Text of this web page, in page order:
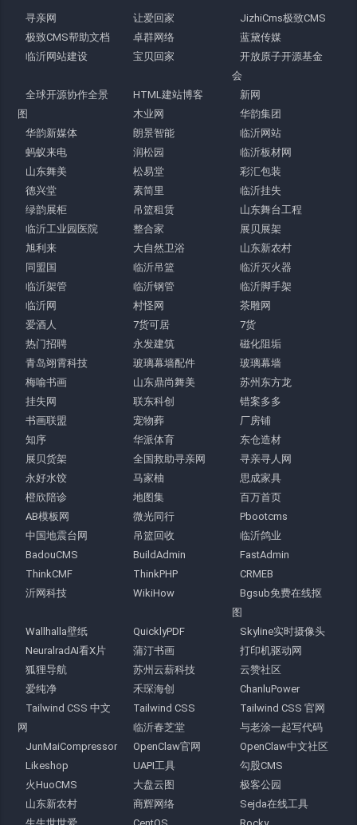
寻亲网 让爱回家
JizhiCms极致CMS
极致CMS帮助文档
卓群网络
蓝黛传媒
临沂网站建设
宝贝回家
开放原子开源基金
会
全球开源协作全景
图
HTML建站博客
新网
木业网
华韵集团
华韵新媒体
朗景智能
临沂网站
蚂蚁来电
润松园
临沂板材网
山东舞美
松易堂
彩汇包装
德兴堂
素简里
临沂挂失
绿韵展柜
吊篮租赁
山东舞台工程
临沂工业园医院
整合家
展贝展架
旭利来
大自然卫浴
山东新农村
同盟国
临沂吊篮
临沂灭火器
临沂架管
临沂钢管
临沂脚手架
临沂网
村怪网
茶雕网
爱酒人
7货可居
7货
热门招聘
永发建筑
磁化阻垢
青岛翊霄科技
玻璃幕墙配件
玻璃幕墙
梅喻书画
山东鼎尚舞美
苏州东方龙
挂失网
联东科创
错案多多
书画联盟
宠物葬
厂房铺
知序
华派体育
东仓造材
展贝货架
全国救助寻亲网
寻亲寻人网
永好水饺
马家柚
思成家具
橙欣陪诊
地图集
百万首页
AB模板网
微光同行
Pbootcms
中国地震台网
吊篮回收
临沂鸽业
BadouCMS
BuildAdmin
FastAdmin
ThinkCMF
ThinkPHP
CRMEB
沂网科技
WikiHow
Bgsub免费在线抠
图
Wallhalla壁纸
QuicklyPDF
Skyline实时摄像头
NeuralradAI看X片
蒲汀书画
打印机驱动网
狐狸导航
苏州云薪科技
云赞社区
爱纯净
禾琛海创
ChanluPower
Tailwind CSS 中文
网
Tailwind CSS
Tailwind CSS 官网
临沂春芝堂
与老涂一起写代码
JunMaiCompressor
OpenClaw官网
OpenClaw中文社区
Likeshop
UAPI工具
勾股CMS
火HuoCMS
大盘云图
极客公园
山东新农村
商辉网络
Sejda在线工具